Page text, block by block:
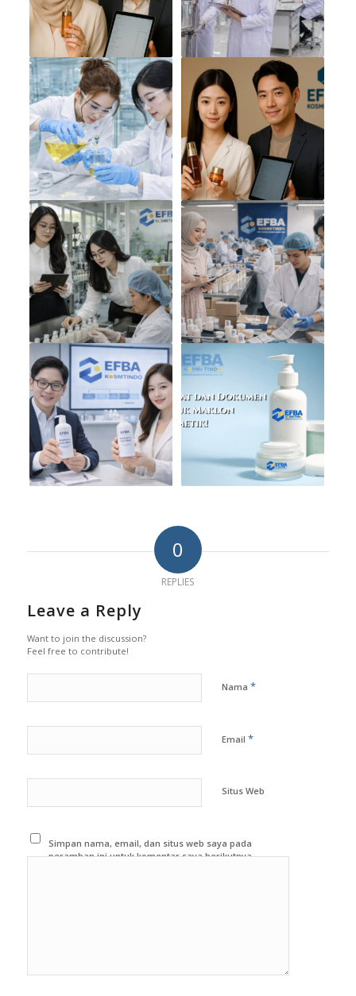
Leave a Reply
Nama*
Email*
Situs Web